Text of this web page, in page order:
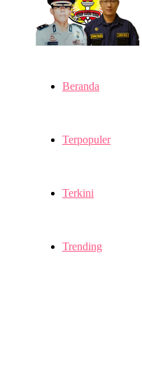
Beranda
Terpopuler
Terkini
Trending